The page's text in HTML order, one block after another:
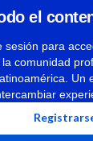
el
sesión para
comunidad
Un
Términos y
| Políticas de
derechos reservados |